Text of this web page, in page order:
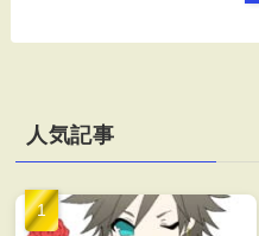
人気記事